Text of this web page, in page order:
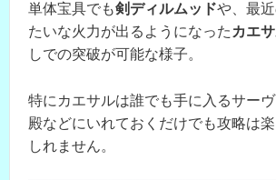
単体宝具でも剣ディルムッドや、最
たいな火力が出るようになった カエ
しでの突破が可能な様子。
特にカエサルは誰でも手に入るサーヴ
殿などにいれておくだけでも攻略は
しれません。